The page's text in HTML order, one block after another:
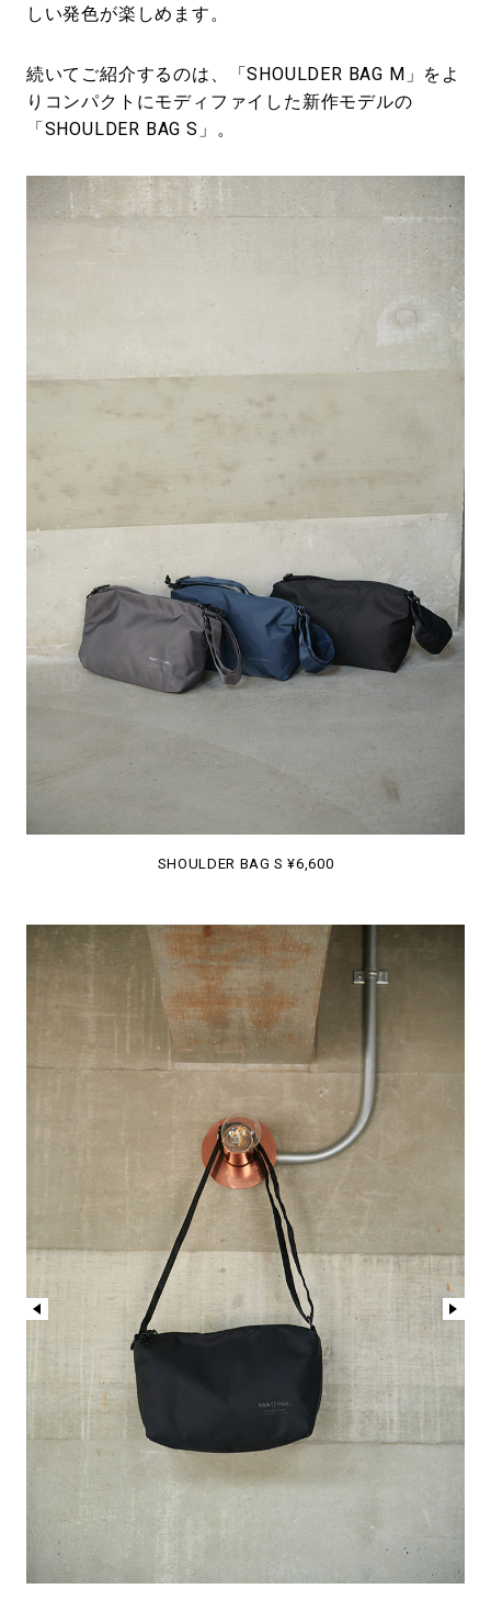
しい発色が楽しめます。
続いてご紹介するのは、「SHOULDER BAG M」をよ
りコンパクトにモディファイした新作モデルの
「SHOULDER BAG S」。
SHOULDER BAG S ¥6,600